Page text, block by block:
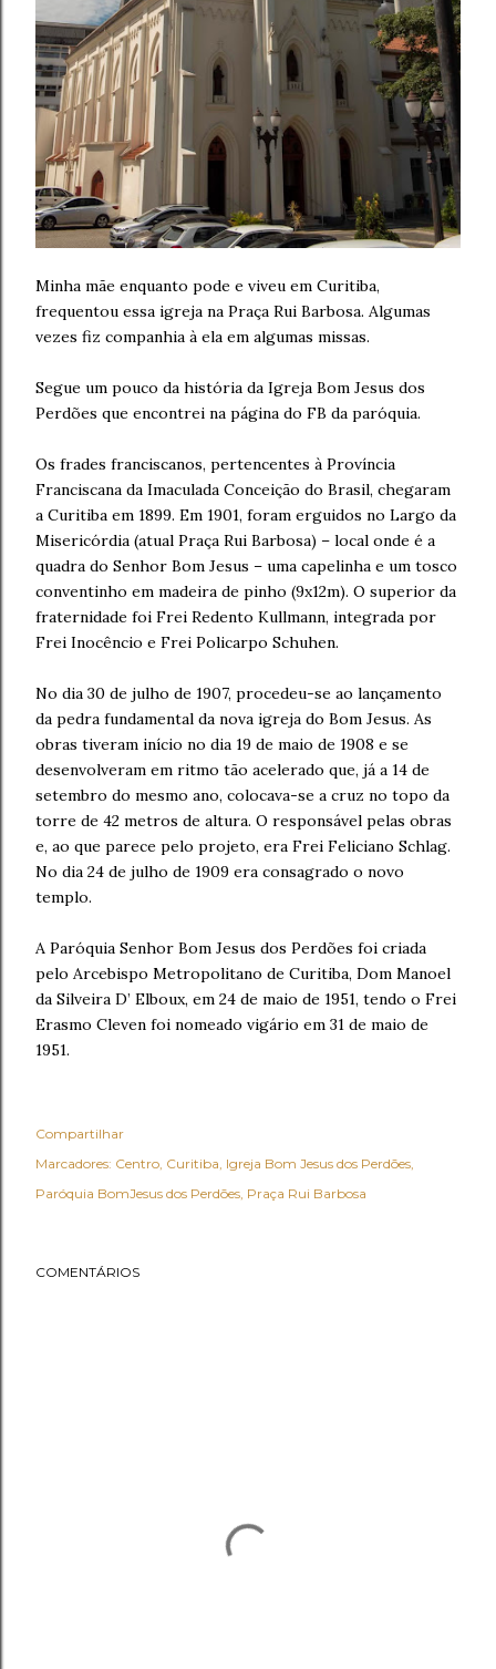
Minha mãe enquanto pode e viveu em Curitiba,
frequentou essa igreja na Praça Rui Barbosa. Algumas
vezes fiz companhia à ela em algumas missas.
Segue um pouco da história da Igreja Bom Jesus dos
Perdões que encontrei na página do FB da paróquia.
Os frades franciscanos, pertencentes à Província
Franciscana da Imaculada Conceição do Brasil, chegaram
a Curitiba em 1899. Em 1901, foram erguidos no Largo da
Misericórdia (atual Praça Rui Barbosa) – local onde é a
quadra do Senhor Bom Jesus – uma capelinha e um tosco
conventinho em madeira de pinho (9x12m). O superior da
fraternidade foi Frei Redento Kullmann, integrada por
Frei Inocêncio e Frei Policarpo Schuhen.
No dia 30 de julho de 1907, procedeu-se ao lançamento
da pedra fundamental da nova igreja do Bom Jesus. As
obras tiveram início no dia 19 de maio de 1908 e se
desenvolveram em ritmo tão acelerado que, já a 14 de
setembro do mesmo ano, colocava-se a cruz no topo da
torre de 42 metros de altura. O responsável pelas obras
e, ao que parece pelo projeto, era Frei Feliciano Schlag.
No dia 24 de julho de 1909 era consagrado o novo
templo.
A Paróquia Senhor Bom Jesus dos Perdões foi criada
pelo Arcebispo Metropolitano de Curitiba, Dom Manoel
da Silveira D’ Elboux, em 24 de maio de 1951, tendo o Frei
Erasmo Cleven foi nomeado vigário em 31 de maio de
1951.
Compartilhar
Marcadores: Centro Curitiba Igreja Bom Jesus dos Perdões
Paróquia BomJesus dos Perdões Praça Rui Barbosa
COMENTÁRIOS